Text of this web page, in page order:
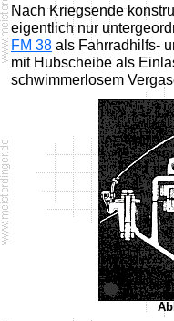
Nach Kriegsende
eigentlich nur
FM 38 als Fahrradhilfs-
mit Hubscheibe als
schwimmerlosem